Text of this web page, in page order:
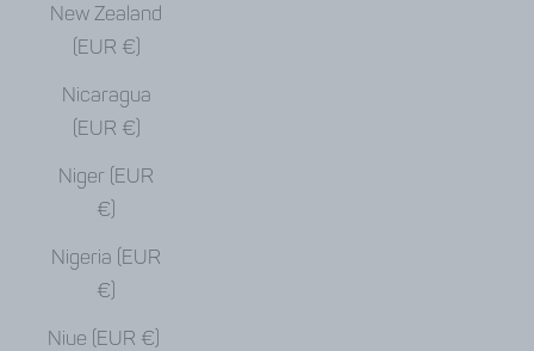
New Zealand
(EUR €)
Nicaragua
(EUR €)
Niger (EUR
€)
Nigeria (EUR
€)
Niue (EUR €)